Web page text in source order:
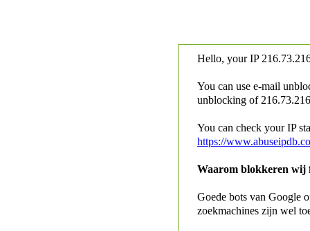
Hello, your IP
You can use e-mail
unblocking of
You can check your IP
https://
Waarom blokkeren wij
Goede bots van Google
zoekmachines zijn wel